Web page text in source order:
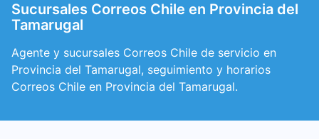
Sucursales Correos Chile en Provincia del
Tamarugal
Agente y sucursales Correos Chile de servicio en
Provincia del Tamarugal, seguimiento y horarios
Correos Chile en Provincia del Tamarugal.